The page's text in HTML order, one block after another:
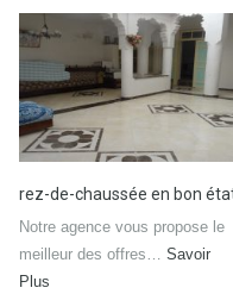
rez-de-chaussée en bon
Notre agence vous propose le
meilleur des offres… Savoir
Plus